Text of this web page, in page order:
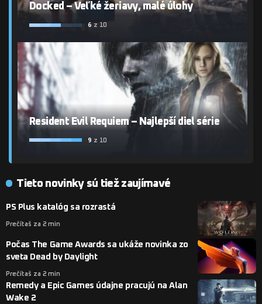
Docked – Veľké žeriavy, malé úlohy
6 z 10
Resident Evil Requiem – Najlepší diel série
9 z 10
Tieto novinky sú tiež zaujímavé
PS Plus katalóg sa rozrastá
Prečítaš za 2 min
Počas The Game Awards sa ukáže novinka zo
sveta Dead by Daylight
Prečítaš za 2 min
Remedy a Epic Games údajne pracujú na Alan
Wake 2